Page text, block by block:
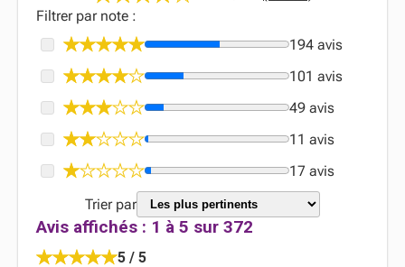
Filtrer par note :
194 avis
101 avis
49 avis
11 avis
17 avis
Trier par
Avis affichés : 1 à 5 sur 372
5 / 5